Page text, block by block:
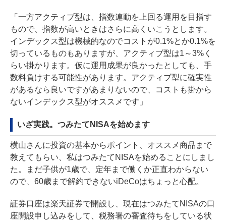
「一方アクティブ型は、指数連動を上回る運用を目指す
もので、指数が高いときはさらに高くいこうとします。
インデックス型は機械的なのでコストが0.1%とか0.1%を
切っているものもありますが、アクティブ型は1～3%く
らい掛かります。仮に運用成果が良かったとしても、手
数料負けする可能性があります。アクティブ型に確実性
があるなら良いですがあまりないので、コストも掛から
ないインデックス型がオススメです」
いざ実践。つみたてNISAを始めます
横山さんに投資の基本からポイント、オススメ商品まで
教えてもらい、私はつみたてNISAを始めることにしまし
た。まだ子供が1歳で、定年まで働くか正直わからない
ので、60歳まで解約できないiDeCoはちょっと心配。
証券口座は楽天証券で開設し、現在はつみたてNISAの口
座開設申し込みをして、税務署の審査待ちをしている状